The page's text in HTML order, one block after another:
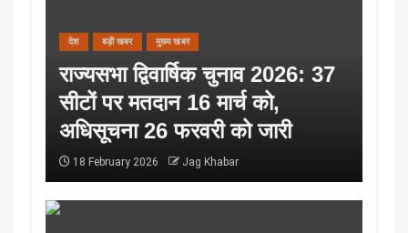
देश बड़ी खबर मुख्य खबर
राज्यसभा द्विवार्षिक चुनाव 2026: 37
सीटों पर मतदान 16 मार्च को,
अधिसूचना 26 फरवरी को जारी
18 February 2026 Jag Khabar